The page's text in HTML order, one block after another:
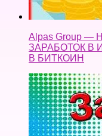
Alpas Group —
ЗАРАБОТОК В
В БИТКОИН